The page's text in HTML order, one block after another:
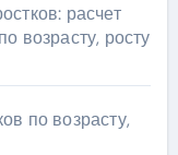
расчет
возрасту, росту
по возрасту,